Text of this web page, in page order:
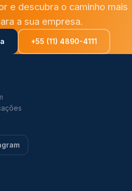
e descubra o caminho mais
a sua empresa.
+55 (11) 4890-4111